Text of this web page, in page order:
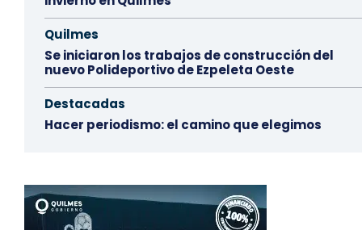
Quilmes
Se iniciaron los trabajos de construcción del
nuevo Polideportivo de Ezpeleta Oeste
Destacadas
Hacer periodismo: el camino que elegimos